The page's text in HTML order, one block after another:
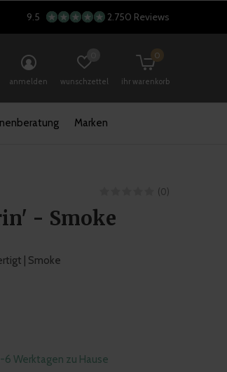
Marken
anmelden wunschzettel ihr warenkorb
0
9.5 2.750 Reviews
(0)
- Smoke
| Smoke
Werktagen zu Hause